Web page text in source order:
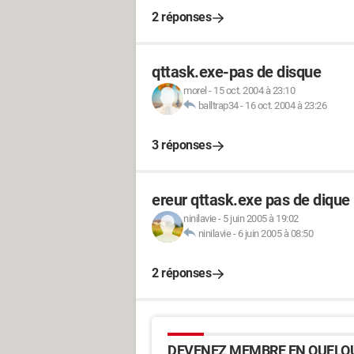
2 réponses
qttask.exe-pas de disque
morel - 15 oct. 2004 à 23:10
balltrap34- 16 oct. 2004 à 23:26
3 réponses
ereur qttask.exe pas de dique
ninilavie- 5 juin 2005 à 19:02
ninilavie- 6 juin 2005 à 08:50
2 réponses
DEVENEZ MEMBRE EN